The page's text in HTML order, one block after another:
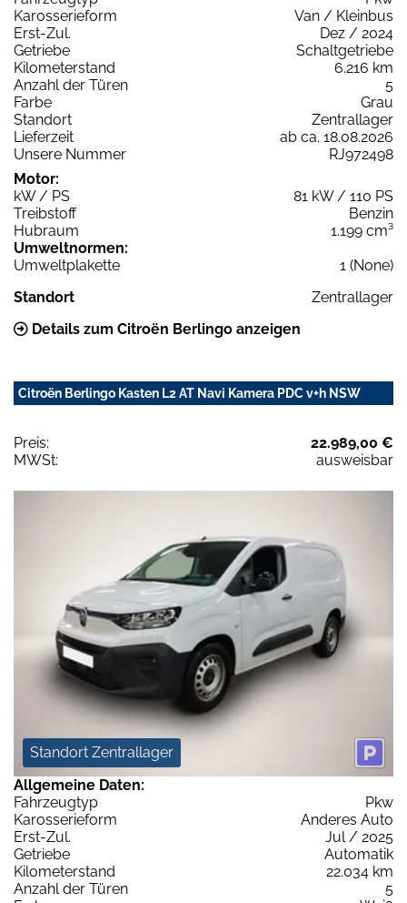
Karosserieform
Van / Kleinbus
Erst-Zul.
Dez / 2024
Getriebe
Schaltgetriebe
Kilometerstand
6.216 km
Anzahl der Türen
5
Farbe
Grau
Standort
Zentrallager
Lieferzeit
ab ca. 18.08.2026
Unsere Nummer
RJ972498
Motor:
kW / PS
81 kW / 110 PS
Treibstoff
Benzin
Hubraum
1.199 cm³
Umweltnormen:
Umweltplakette
1 (None)
Standort
Zentrallager
Details zum Citroën Berlingo anzeigen
Citroën Berlingo Kasten L2 AT Navi Kamera PDC v+h NSW
Preis:
22.989,00 €
MWSt:
ausweisbar
Standort Zentrallager
Allgemeine Daten:
Fahrzeugtyp
Pkw
Karosserieform
Anderes Auto
Erst-Zul.
Jul / 2025
Getriebe
Automatik
Kilometerstand
22.034 km
Anzahl der Türen
5